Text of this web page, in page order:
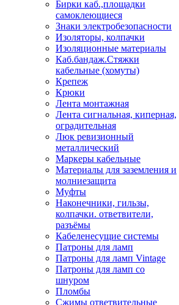
Бирки каб.,площадки
самоклеющиеся
Знаки электробезопасности
Изоляторы, колпачки
Изоляционные материалы
Каб.бандаж.Стяжки
кабельные (хомуты)
Крепеж
Крюки
Лента монтажная
Лента сигнальная, киперная,
оградительная
Люк ревизионный
металлический
Маркеры кабельные
Материалы для заземления и
молниезащита
Муфты
Наконечники, гильзы,
колпачки. ответвители,
разъёмы
Кабеленесущие системы
Патроны для ламп
Патроны для ламп Vintage
Патроны для ламп со
шнуром
Пломбы
Сжимы ответвительные